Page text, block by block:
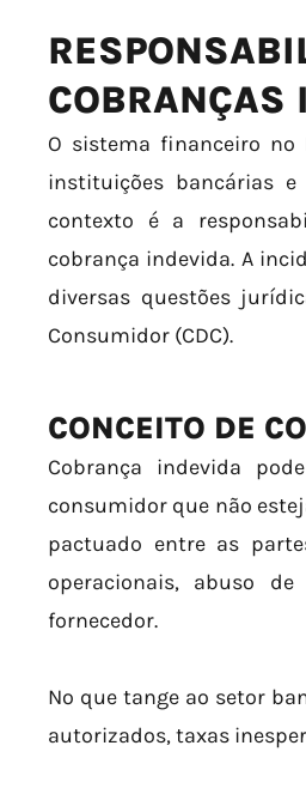
COBRANÇAS
O sistema financeiro no
instituições bancárias
contexto é a
cobrança indevida. A
diversas questões
Consumidor (CDC).
CONCEITO DE
Cobrança indevida
consumidor que não
pactuado entre as
operacionais, abuso
fornecedor.
No que tange ao setor
autorizados, taxas